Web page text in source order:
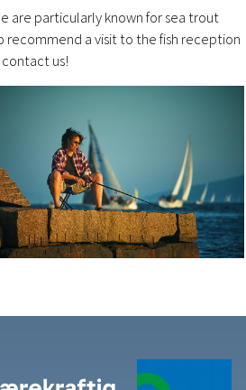
are particularly known for sea trout
recommend a visit to the fish reception
us!